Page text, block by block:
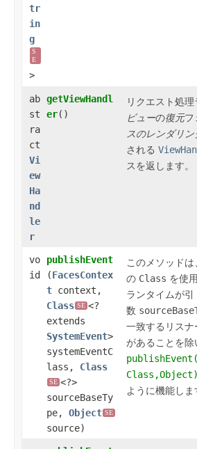
tr
in
g
S
E
>
ab
st
ra
ct
Vi
ew
Ha
nd
le
r
getViewHandl
er()
リクエスト処
ビューの復元フ
スのレンダリン
される
スを返します。
vo
id
publishEvent
(FacesContex
t context,
Class SE <?
extends
SystemEvent>
systemEventC
lass, Class
SE <?>
sourceBaseTy
pe, Object SE
source)
このメソッドは
の Class を使
ランタイムが引
数
一致するリス
があることを除
Class,Object)
ように機能しま